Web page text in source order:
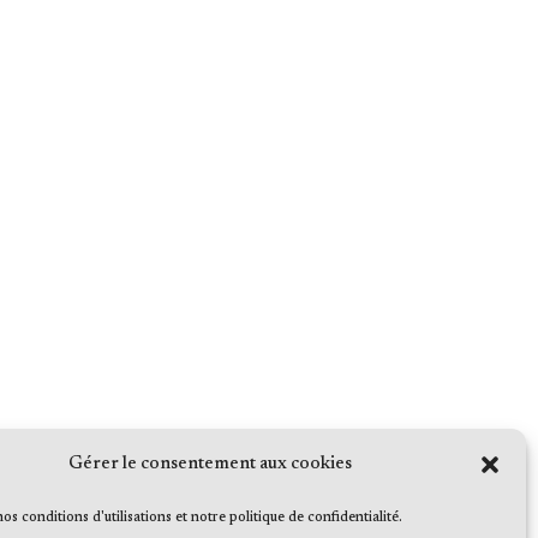
Gérer le consentement aux cookies
conditions d'utilisations et notre politique de confidentialité.